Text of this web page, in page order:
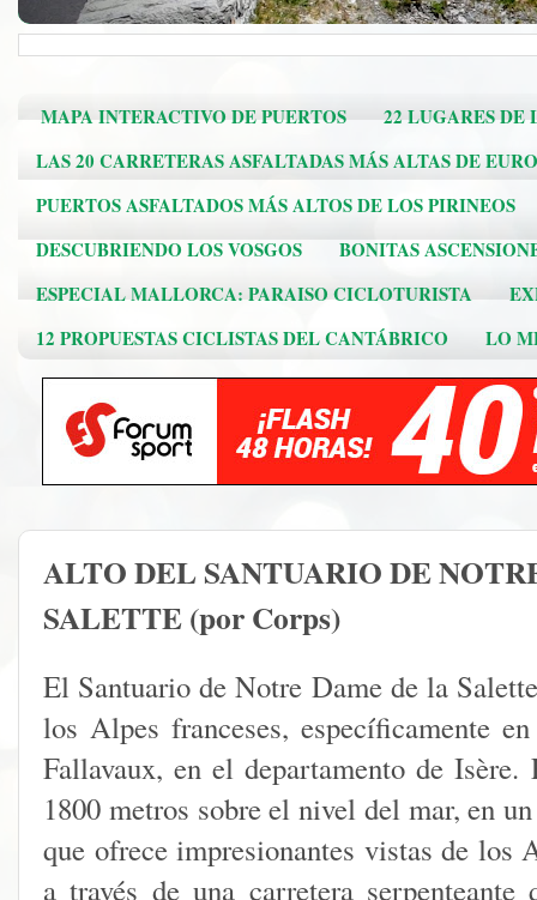
MAPA INTERACTIVO DE PUERTOS
22 LUGARES DE
LAS 20 CARRETERAS ASFALTADAS MÁS ALTAS DE
PUERTOS ASFALTADOS MÁS ALTOS DE LOS PIRINEOS
DESCUBRIENDO LOS VOSGOS
BONITAS
ESPECIAL MALLORCA: PARAISO CICLOTURISTA
12 PROPUESTAS CICLISTAS DEL CANTÁBRICO
LO
ALTO DEL SANTUARIO DE
SALETTE (por Corps)
El Santuario de Notre Dame de la
los Alpes franceses, específicamente
Fallavaux, en el departamento de
1800 metros sobre el nivel del mar, en
que ofrece impresionantes vistas de los
a través de una carretera